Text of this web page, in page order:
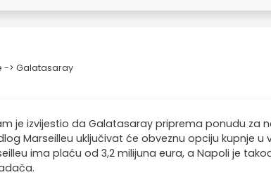
-> Galatasaray
je izvijestio da Galatasaray priprema ponudu za
Marseilleu uključivat će obveznu opciju kupnje u
ima plaću od 3,2 milijuna eura, a Napoli je